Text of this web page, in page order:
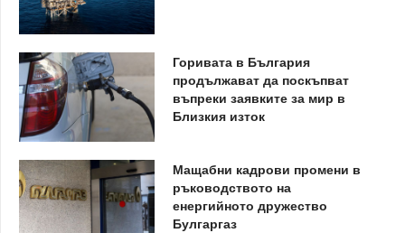
Горивата в България
продължават да поскъпват
въпреки заявките за мир в
Близкия изток
Мащабни кадрови промени в
ръководството на
енергийното дружество
Булгаргаз